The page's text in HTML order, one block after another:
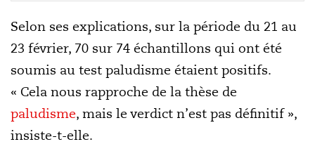
Selon ses explications, sur la période du 21 au
23 février, 70 sur 74 échantillons qui ont été
soumis au test paludisme étaient positifs.
« Cela nous rapproche de la thèse de
paludisme, mais le verdict n’est pas définitif »,
insiste-t-elle.